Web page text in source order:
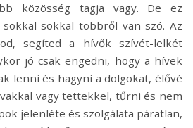
közösség tagja vagy. De ez
sokkal többről van szó. Az
segíted a hívők szívét-lelkét
jó csak engedni, hogy a hívek
lenni és hagyni a dolgokat, élővé
vagy tettekkel, tűrni és nem
jelenléte és szolgálata páratlan,